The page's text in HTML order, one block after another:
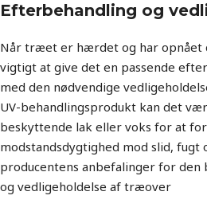
Efterbehandling og
Når træet er hærdet og har opnået
vigtigt at give det en passende
med den nødvendige
UV-behandlingsprodukt kan det
beskyttende lak eller voks for at
modstandsdygtighed mod slid, fugt
producentens anbefalinger for
og vedligeholdelse af træover